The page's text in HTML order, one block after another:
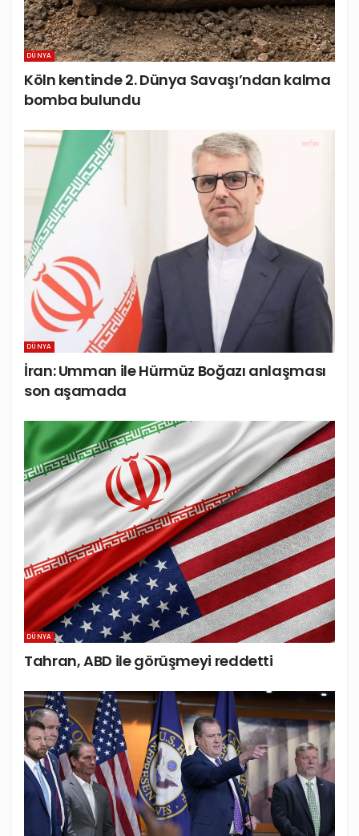
DÜNYA
Köln kentinde 2. Dünya Savaşı’ndan kalma
bomba bulundu
DÜNYA
İran: Umman ile Hürmüz Boğazı anlaşması
son aşamada
DÜNYA
Tahran, ABD ile görüşmeyi reddetti